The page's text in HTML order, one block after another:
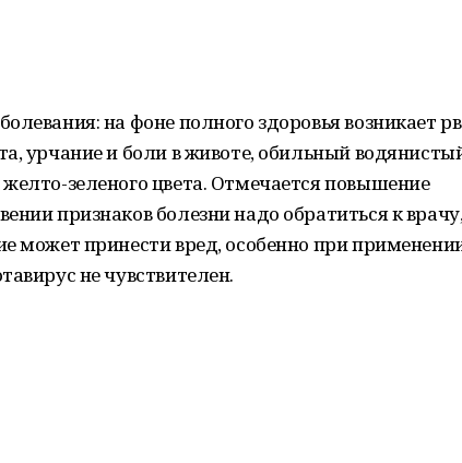
на фоне полного здоровья возникает
урчание и боли в животе, обильный
зеленого цвета. Отмечается повышение
признаков болезни надо обратиться к
может принести вред, особенно при
не чувствителен.